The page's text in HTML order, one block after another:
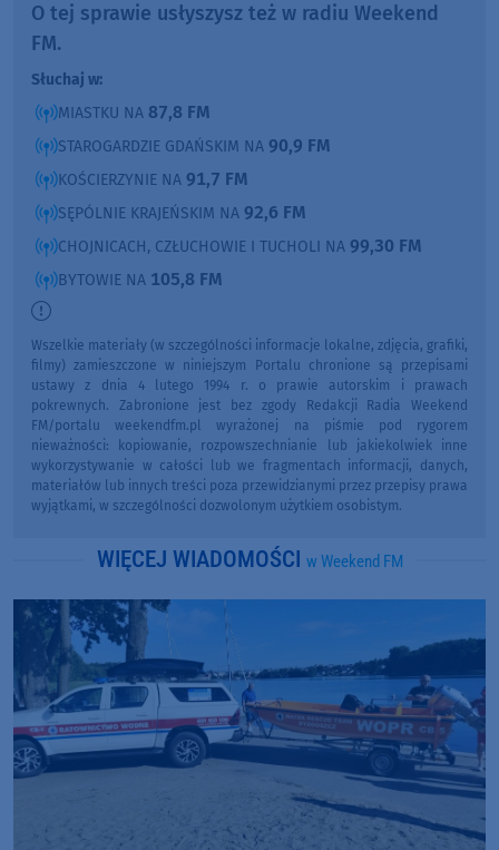
O tej sprawie usłyszysz też w radiu Weekend
FM.
Słuchaj w:
MIASTKU NA 87,8 FM
STAROGARDZIE GDAŃSKIM NA 90,9 FM
KOŚCIERZYNIE NA 91,7 FM
SĘPÓLNIE KRAJEŃSKIM NA 92,6 FM
CHOJNICACH, CZŁUCHOWIE I TUCHOLI NA 99,30 FM
BYTOWIE NA 105,8 FM
Wszelkie materiały (w szczególności informacje lokalne, zdjęcia, grafiki,
filmy) zamieszczone w niniejszym Portalu chronione są przepisami
ustawy z dnia 4 lutego 1994 r. o prawie autorskim i prawach
pokrewnych. Zabronione jest bez zgody Redakcji Radia Weekend
FM/portalu weekendfm.pl wyrażonej na piśmie pod rygorem
nieważności: kopiowanie, rozpowszechnianie lub jakiekolwiek inne
wykorzystywanie w całości lub we fragmentach informacji, danych,
materiałów lub innych treści poza przewidzianymi przez przepisy prawa
wyjątkami, w szczególności dozwolonym użytkiem osobistym.
WIĘCEJ WIADOMOŚCI w Weekend FM